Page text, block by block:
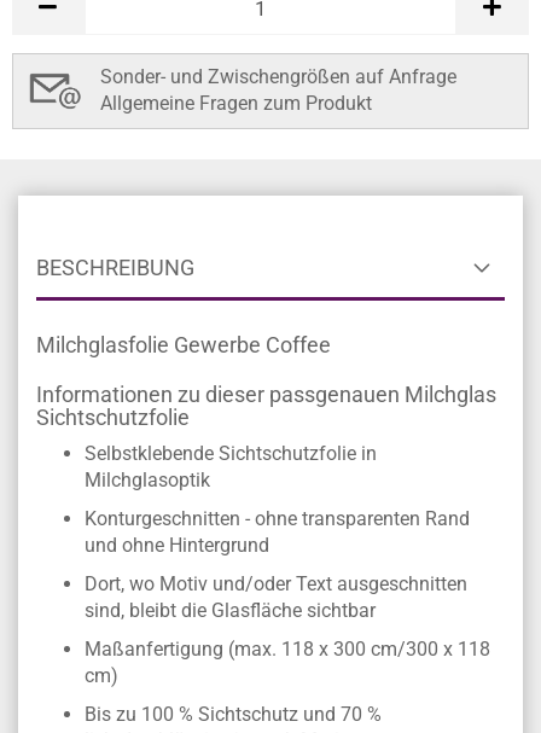
Sonder- und Zwischengrößen auf Anfrage
Allgemeine Fragen zum Produkt
BESCHREIBUNG
Milchglasfolie Gewerbe Coffee
Informationen zu dieser passgenauen Milchglas
Sichtschutzfolie
Selbstklebende Sichtschutzfolie in
Milchglasoptik
Konturgeschnitten - ohne transparenten Rand
und ohne Hintergrund
Dort, wo Motiv und/oder Text ausgeschnitten
sind, bleibt die Glasfläche sichtbar
Maßanfertigung (max. 118 x 300 cm/300 x 118
cm)
Bis zu 100 % Sichtschutz und 70 %